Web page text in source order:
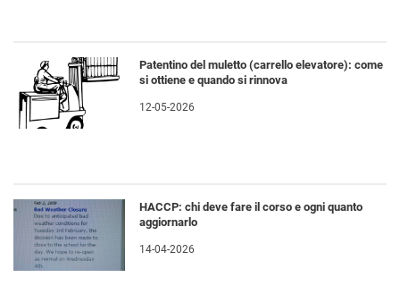
Patentino del muletto (carrello elevatore): come
si ottiene e quando si rinnova
12-05-2026
HACCP: chi deve fare il corso e ogni quanto
aggiornarlo
14-04-2026